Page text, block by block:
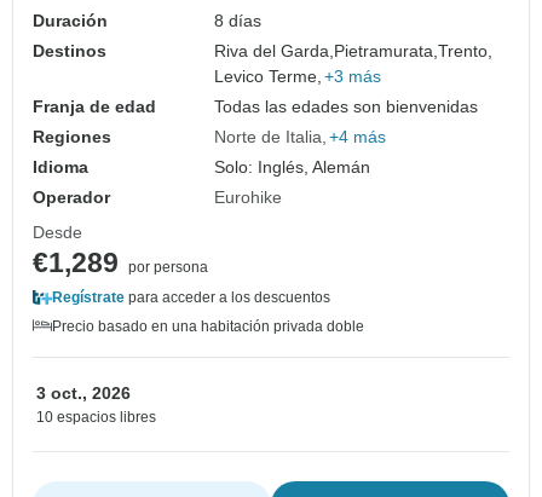
Duración
8 días
Destinos
Riva del Garda, Pietramurata,Trento,
Levico Terme, +3 más
Franja de edad
Todas las edades son bienvenidas
Regiones
Norte de Italia +4 más
Idioma
Solo: Inglés, Alemán
Operador
Eurohike
Desde
€1,289
por persona
Regístrate para acceder a los descuentos
Precio basado en una habitación privada doble
3 oct., 2026
10 espacios libres